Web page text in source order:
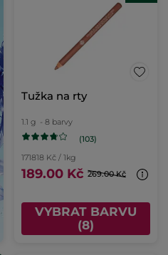
Tužka na rty
1.1 g - 8 barvy
(103)
171818 Kč / 1kg
189.00 Kč 269.00 Kč
VYBRAT BARVU
(8)